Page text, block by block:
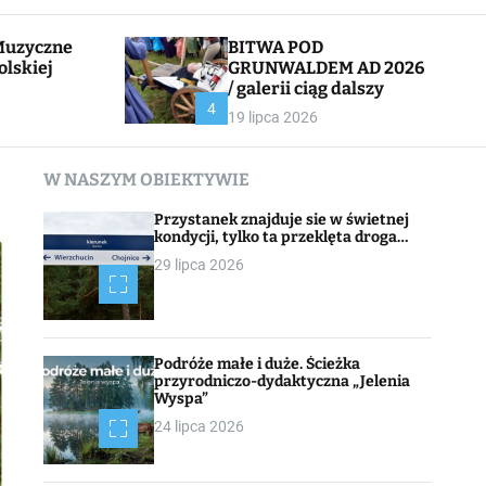
l
c
4
BITWA POD
GRUNWALDEM AD 2026
/ galerii ciąg dalszy
19 lipca 2026
W NASZYM OBIEKTYWIE
Przystanek znajduje sie w świetnej
kondycji, tylko ta przeklęta droga…
29 lipca 2026
Podróże małe i duże. Ścieżka
przyrodniczo-dydaktyczna „Jelenia
Wyspa”
24 lipca 2026